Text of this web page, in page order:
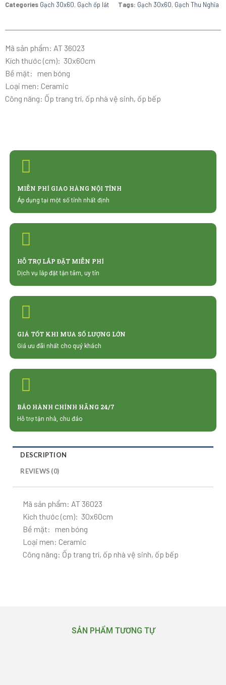
Categories Gạch 30x60, Gạch ốp lát Tags: Gạch 30x60, Gạch Thu Nghĩa
Mã sản phẩm: AT 36023
Kích thước (cm): 30x60cm
Bề mặt: men bóng
Loại men: Ceramic
Công năng: Ốp trang trí, ốp nhà vệ sinh, ốp bếp
MIỄN PHÍ GIAO HÀNG NỘI TỈNH
Áp dụng tại một số tỉnh nhất định
HỖ TRỢ LẮP ĐẶT MIỄN PHÍ
Dịch vụ lắp đặt tận tâm, uy tín
GIÁ TỐT KHI MUA SỐ LƯỢNG LỚN
Giá ưu đãi nhất cho quý khách
BẢO HÀNH CHÍNH HÃNG 24/7
Hỗ trợ tận nhà, chu đáo
DESCRIPTION
REVIEWS (0)
Mã sản phẩm: AT 36023
Kích thước (cm): 30x60cm
Bề mặt: men bóng
Loại men: Ceramic
Công năng: Ốp trang trí, ốp nhà vệ sinh, ốp bếp
SẢN PHẨM TƯƠNG TỰ